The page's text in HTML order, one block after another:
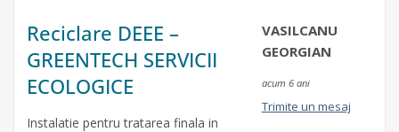
Reciclare DEEE –
GREENTECH SERVICII
ECOLOGICE
Instalatie pentru tratarea finala in
VASILCANU
GEORGIAN
acum 6 ani
Trimite un mesaj